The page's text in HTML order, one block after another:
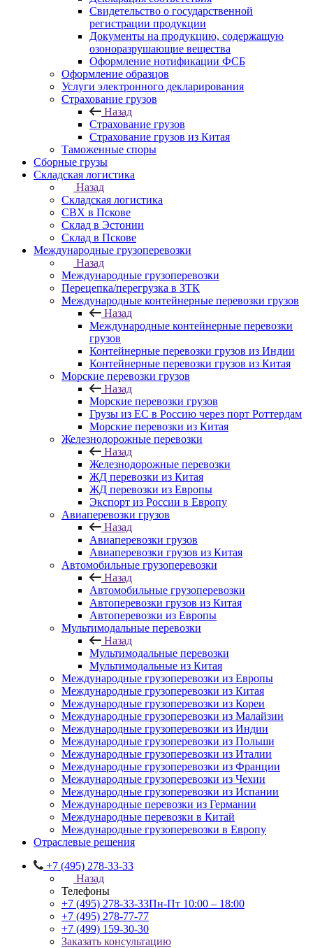
Свидетельство о государственной
регистрации продукции
Документы на продукцию, содержащую
озоноразрушающие вещества
Оформление нотификации ФСБ
Оформление образцов
Услуги электронного декларирования
Страхование грузов
Назад
Страхование грузов
Страхование грузов из Китая
Таможенные споры
Сборные грузы
Складская логистика
Назад
Складская логистика
СВХ в Пскове
Склад в Эстонии
Склад в Пскове
Международные грузоперевозки
Назад
Международные грузоперевозки
Перецепка/перегрузка в ЗТК
Международные контейнерные перевозки грузов
Назад
Международные контейнерные перевозки
грузов
Контейнерные перевозки грузов из Индии
Контейнерные перевозки грузов из Китая
Морские перевозки грузов
Назад
Морские перевозки грузов
Грузы из ЕС в Россию через порт Роттердам
Морские перевозки из Китая
Железнодорожные перевозки
Назад
Железнодорожные перевозки
ЖД перевозки из Китая
ЖД перевозки из Европы
Экспорт из России в Европу
Авиаперевозки грузов
Назад
Авиаперевозки грузов
Авиаперевозки грузов из Китая
Автомобильные грузоперевозки
Назад
Автомобильные грузоперевозки
Автоперевозки грузов из Китая
Автоперевозки из Европы
Мультимодальные перевозки
Назад
Мультимодальные перевозки
Мультимодальные из Китая
Международные грузоперевозки из Европы
Международные грузоперевозки из Китая
Международные грузоперевозки из Кореи
Международные грузоперевозки из Малайзии
Международные грузоперевозки из Индии
Международные грузоперевозки из Польши
Международные грузоперевозки из Италии
Международные грузоперевозки из Франции
Международные грузоперевозки из Чехии
Международные грузоперевозки из Испании
Международные перевозки из Германии
Международные перевозки в Китай
Международные грузоперевозки в Европу
Отраслевые решения
+7 (495) 278-33-33
Назад
Телефоны
+7 (495) 278-33-33Пн-Пт 10:00 – 18:00
+7 (495) 278-77-77
+7 (499) 159-30-30
Заказать консультацию